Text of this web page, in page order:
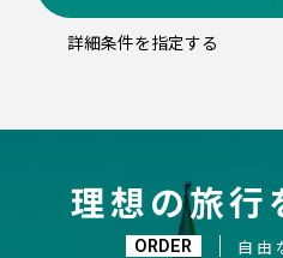
詳細条件を指定する
理想の旅行
ORDER 自由